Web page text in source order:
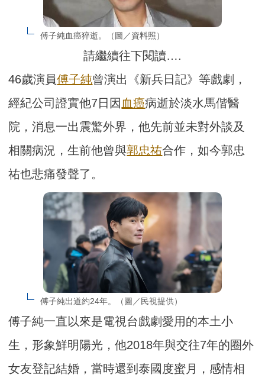
傅子純血癌猝逝。（圖／資料照）
請繼續往下閱讀….
46歲演員傅子純曾演出《新兵日記》等戲劇，
經紀公司證實他7日因 血癌病逝於淡水馬偕醫
院，消息一出震驚外界，他先前並未對外談及
相關病況，生前他曾與郭忠祐合作，如今郭忠
祐也悲痛發聲了。
傅子純出道約24年。（圖／民視提供）
傅子純一直以來是電視台戲劇愛用的本土小
生，形象鮮明陽光，他2018年與交往7年的圈外
女友登記結婚，當時還到泰國度蜜月，感情相